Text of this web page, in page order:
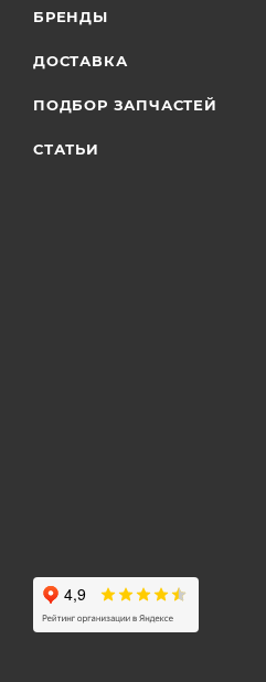
БРЕНДЫ
ДОСТАВКА
ПОДБОР ЗАПЧАСТЕЙ
СТАТЬИ